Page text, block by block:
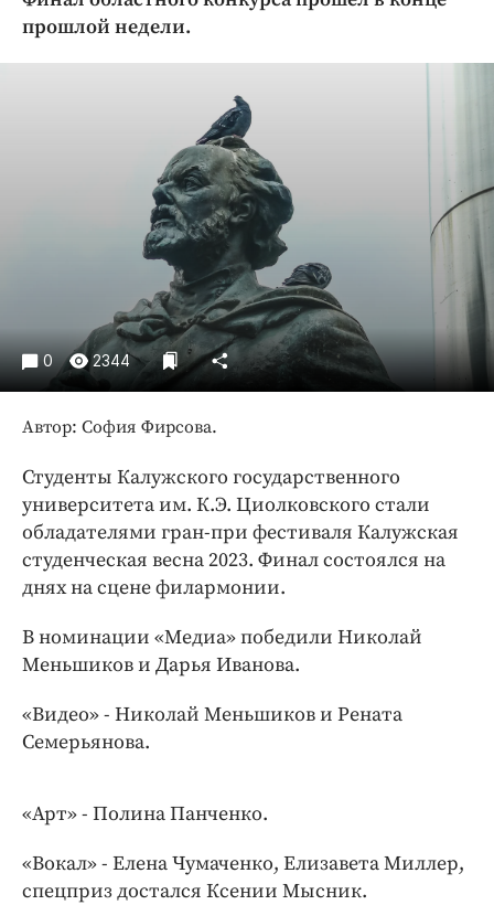
Криминал
Праздники
Происшествия
Экономика и бизнес
ПРОЕКТЫ
Издания
Медиаперсона
Интересное чтиво
Клиника года
Бренд года
Работодатель года
прошлой недели.
0 2344
Автор: София Фирсова.
Студенты Калужского государственного
университета им. К.Э. Циолковского стали
обладателями гран-при фестиваля Калужская
студенческая весна 2023. Финал состоялся на
днях на сцене филармонии.
В номинации «Медиа» победили Николай
Меньшиков и Дарья Иванова.
«Видео» - Николай Меньшиков и Рената
Семерьянова.
«Арт» - Полина Панченко.
«Вокал» - Елена Чумаченко, Елизавета Миллер,
спецприз достался Ксении Мысник.